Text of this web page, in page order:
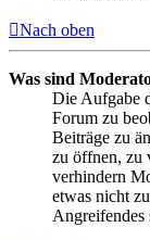
Nach oben
Was sind
Die Aufgabe
Forum zu
Beiträge zu
zu öffnen, zu
verhindern
etwas nicht
Angreifendes